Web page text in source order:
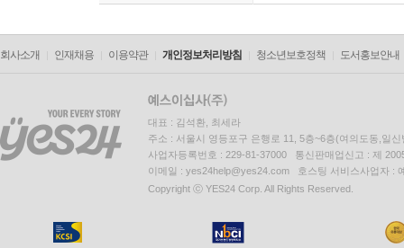
회사소개 인재채용 이용약관 개인정보처리방침 청소년보호정책 도서홍보안내
대표 : 김석환, 최세라
주소 : 서울시 영등포구 은행로 11, 5층~6층(여의도동,일신
사업자등록번호 : 229-81-37000 통신판매업신고 : 제
이메일 : yes24help@yes24.com 호스팅 서비스사업자 :
Copyright ⓒ YES24 Corp. All Rights Reserved.